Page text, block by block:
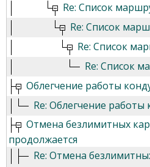
Re: Список
Re: Список
Re: Список
Re: Список
Облегчение работы
Re: Облегчение работы
Отмена безлимитных
продолжается
Re: Отмена